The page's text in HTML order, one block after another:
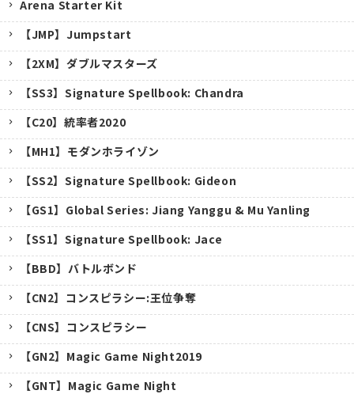
Arena Starter Kit
【JMP】Jumpstart
【2XM】ダブルマスターズ
【SS3】Signature Spellbook: Chandra
【C20】統率者2020
【MH1】モダンホライゾン
【SS2】Signature Spellbook: Gideon
【GS1】Global Series: Jiang Yanggu & Mu Yanling
【SS1】Signature Spellbook: Jace
【BBD】バトルボンド
【CN2】コンスピラシー:王位争奪
【CNS】コンスピラシー
【GN2】Magic Game Night2019
【GNT】Magic Game Night